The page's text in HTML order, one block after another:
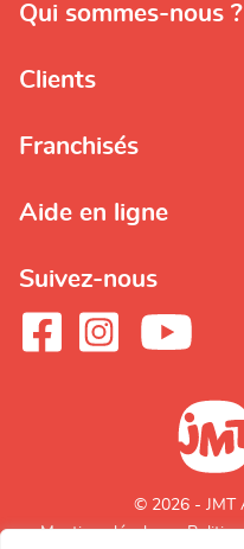
Qui sommes-nous ?
Clients
Franchisés
Aide en ligne
Suivez-nous
© 2026 - JMT
Mentions légales